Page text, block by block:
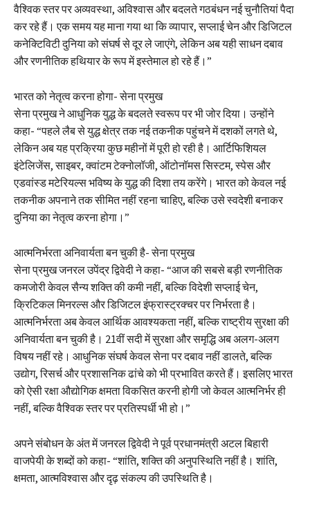
वैश्विक स्तर पर अव्यवस्था, अविश्वास और बदलते गठबंधन नई चुनौतियां पैदा
कर रहे हैं। एक समय यह माना गया था कि व्यापार, सप्लाई चेन और डिजिटल
कनेक्टिविटी दुनिया को संघर्ष से दूर ले जाएंगे, लेकिन अब यही साधन दबाव
और रणनीतिक हथियार के रूप में इस्तेमाल हो रहे हैं।”
भारत को नेतृत्व करना होगा- सेना प्रमुख
सेना प्रमुख ने आधुनिक युद्ध के बदलते स्वरूप पर भी जोर दिया। उन्होंने
कहा- “पहले लैब से युद्ध क्षेत्र तक नई तकनीक पहुंचने में दशकों लगते थे,
लेकिन अब यह प्रक्रिया कुछ महीनों में पूरी हो रही है। आर्टिफिशियल
इंटेलिजेंस, साइबर, क्वांटम टेक्नोलॉजी, ऑटोनॉमस सिस्टम, स्पेस और
एडवांस्ड मटेरियल्स भविष्य के युद्ध की दिशा तय करेंगे। भारत को केवल नई
तकनीक अपनाने तक सीमित नहीं रहना चाहिए, बल्कि उसे स्वदेशी बनाकर
दुनिया का नेतृत्व करना होगा।”
आत्मनिर्भरता अनिवार्यता बन चुकी है- सेना प्रमुख
सेना प्रमुख जनरल उपेंद्र द्विवेदी ने कहा- “आज की सबसे बड़ी रणनीतिक
कमजोरी केवल सैन्य शक्ति की कमी नहीं, बल्कि विदेशी सप्लाई चेन,
क्रिटिकल मिनरल्स और डिजिटल इंफ्रास्ट्रक्चर पर निर्भरता है।
आत्मनिर्भरता अब केवल आर्थिक आवश्यकता नहीं, बल्कि राष्ट्रीय सुरक्षा की
अनिवार्यता बन चुकी है। 21वीं सदी में सुरक्षा और समृद्धि अब अलग-अलग
विषय नहीं रहे। आधुनिक संघर्ष केवल सेना पर दबाव नहीं डालते, बल्कि
उद्योग, रिसर्च और प्रशासनिक ढांचे को भी प्रभावित करते हैं। इसलिए भारत
को ऐसी रक्षा औद्योगिक क्षमता विकसित करनी होगी जो केवल आत्मनिर्भर ही
नहीं, बल्कि वैश्विक स्तर पर प्रतिस्पर्धी भी हो।”
अपने संबोधन के अंत में जनरल द्विवेदी ने पूर्व प्रधानमंत्री अटल बिहारी
वाजपेयी के शब्दों को कहा- “शांति, शक्ति की अनुपस्थिति नहीं है। शांति,
क्षमता, आत्मविश्वास और दृढ़ संकल्प की उपस्थिति है।